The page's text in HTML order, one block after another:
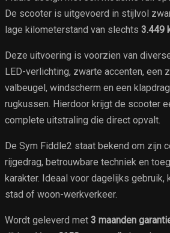
De scooter is uitgevoerd in stijlvol
lage kilometerstand van slechts 3.449
Deze uitvoering is voorzien van
LED-verlichting, zwarte accenten, een
valbeugel, windscherm en een
rugkussen. Hierdoor krijgt de scooter
complete uitstraling die direct opvalt.
De Sym Fiddle2 staat bekend om zijn
rijgedrag, betrouwbare techniek en
karakter. Ideaal voor dagelijks gebruik,
stad of woon-werkverkeer.
Wordt geleverd met 3 maanden